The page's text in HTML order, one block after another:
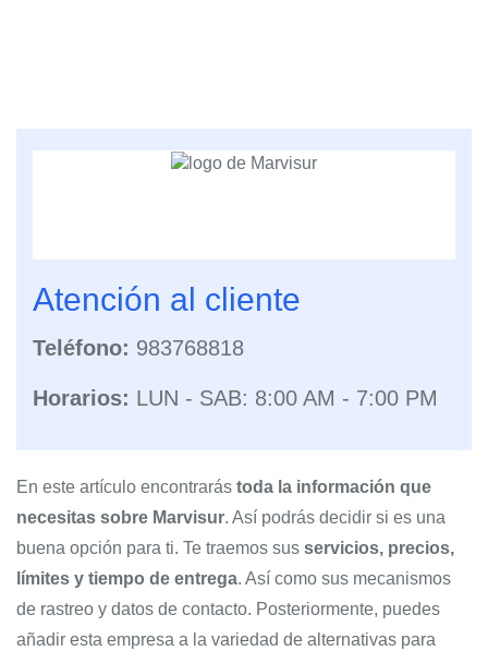
Atención al cliente
Teléfono: 983768818
Horarios: LUN - SAB: 8:00 AM - 7:00 PM
En este artículo encontrarás toda la información que
necesitas sobre Marvisur. Así podrás decidir si es una
buena opción para ti. Te traemos sus servicios, precios,
límites y tiempo de entrega. Así como sus mecanismos
de rastreo y datos de contacto. Posteriormente, puedes
añadir esta empresa a la variedad de alternativas para